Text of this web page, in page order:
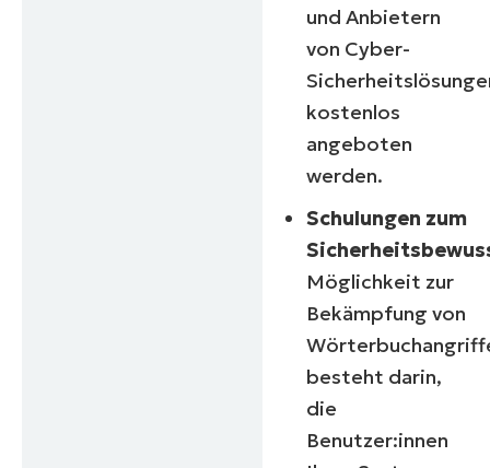
und Anbietern
von Cyber-
kostenlos
angeboten
werden.
Schulungen zum
Möglichkeit zur
Bekämpfung von
besteht darin,
die
Benutzer:innen